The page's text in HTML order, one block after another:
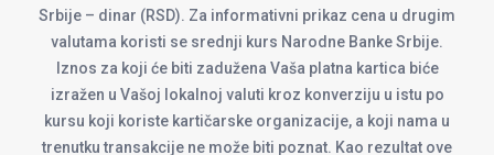
Srbije – dinar (RSD). Za informativni prikaz cena u drugim
valutama koristi se srednji kurs Narodne Banke Srbije.
Iznos za koji će biti zadužena Vaša platna kartica biće
izražen u Vašoj lokalnoj valuti kroz konverziju u istu po
kursu koji koriste kartičarske organizacije, a koji nama u
trenutku transakcije ne može biti poznat. Kao rezultat ove